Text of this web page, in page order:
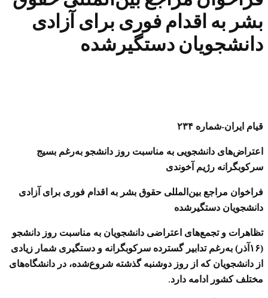
بشر به اقدام فوری برای آزادی
دانشجویان دستگیرشده
قیام ایران-شماره ۲۳۴
اعتراض‌های دانشجویی به مناسبت روز دانشجو به‌رغم بسیج
سرکوبگرانه رژیم آخوندی
فراخوان مراجع بین‌المللی حقوق بشر به اقدام فوری برای آزادی
دانشجویان دستگیرشده
تظاهرات و تجمع‌های اعتراضی دانشجویان به مناسبت روز دانشجو
(۱۶آذر) به‌رغم تدابیر گسترده سرکوبگرانه و دستگیری شمار زیادی
از دانشجویان که از روز دوشنبه گذشته شروع‌شده، در دانشگاه‌های
مختلف کشور ادامه دارد.